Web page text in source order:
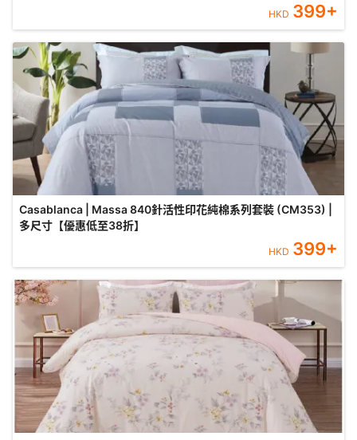
HKD 399+
Casablanca | Massa 840針活性印花純棉系列套裝 (CM353) |
多尺寸【優惠低至38折】
HKD 399+